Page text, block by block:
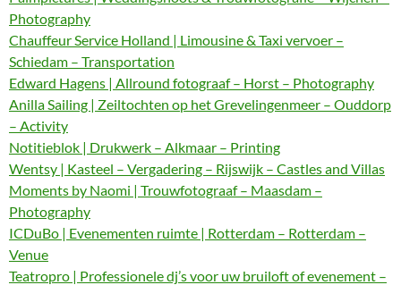
Photography
Chauffeur Service Holland | Limousine & Taxi vervoer –
Schiedam – Transportation
Edward Hagens | Allround fotograaf – Horst – Photography
Anilla Sailing | Zeiltochten op het Grevelingenmeer – Ouddorp
– Activity
Notitieblok | Drukwerk – Alkmaar – Printing
Wentsy | Kasteel – Vergadering – Rijswijk – Castles and Villas
Moments by Naomi | Trouwfotograaf – Maasdam –
Photography
ICDuBo | Evenementen ruimte | Rotterdam – Rotterdam –
Venue
Teatropro | Professionele dj’s voor uw bruiloft of evenement –